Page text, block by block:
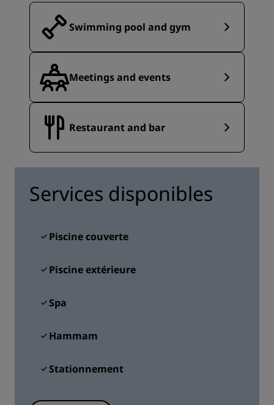
Swimming pool and gym
Meetings and events
Restaurant and bar
Services disponibles
Piscine couverte
Piscine extérieure
Spa
Hammam
Stationnement